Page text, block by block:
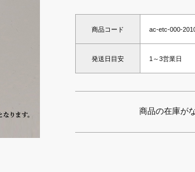
商品コード ac-etc-000-
発送日目安 1～3営業日
商品の在庫が